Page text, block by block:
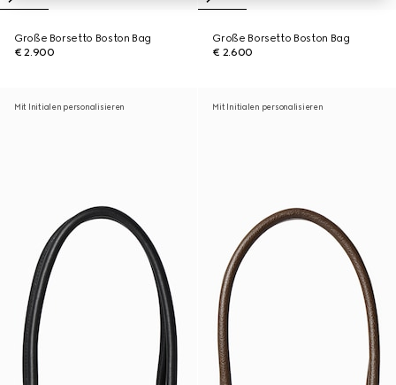
Große Borsetto Boston Bag
€ 2.900
Große Borsetto Boston Bag
€ 2.600
Mit Initialen personalisieren Mit Initialen personalisieren